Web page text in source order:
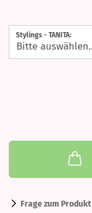
Stylings - TANITA:
Frage zum Produkt